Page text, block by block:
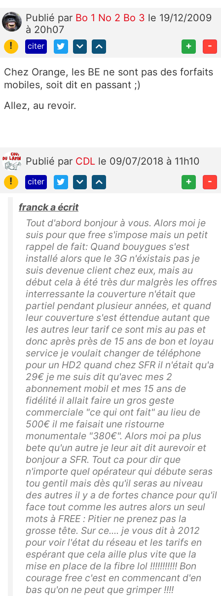
Publié par Bo 1 No 2 Bo 3 le 19/12/2009
à 20h07
!
citer + -
Chez Orange, les BE ne sont pas des forfaits
mobiles, soit dit en passant ;)
Allez, au revoir.
Publié par CDL le 09/07/2018 à 11h10
!
citer + -
franck a écrit
Tout d'abord bonjour à vous. Alors moi je
suis pour que free s'impose mais un petit
rappel de fait: Quand bouygues s'est
installé alors que le 3G n'éxistais pas je
suis devenue client chez eux, mais au
début cela à été très dur malgrès les offres
interressante la couverture n'était que
partiel pendant plusieur années, et quand
leur couverture s'est éttendue autant que
les autres leur tarif ce sont mis au pas et
donc après près de 15 ans de bon et loyau
service je voulait changer de téléphone
pour un HD2 quand chez SFR il n'était qu'a
29€ je me suis dit qu'avec mes 2
abonnement mobil et mes 15 ans de
fidélité il allait faire un gros geste
commerciale "ce qui ont fait" au lieu de
500€ il me faisait une ristourne
monumentale "380€". Alors moi pa plus
bete qu'un autre je leur ait dit aurevoir et
bonjour a SFR. Tout ca pour dir que
n'importe quel opérateur qui débute seras
tou gentil mais dès qu'il seras au niveau
des autres il y a de fortes chance pour qu'il
face tout comme les autres alors un seul
mots à FREE : Pitier ne prenez pas la
grosse tête. Sur ce.... je vous dit à 2012
pour voir l'état du réseau et les tarifs en
espérant que cela aille plus vite que la
mise en place de la fibre lol !!!!!!!!!!! Bon
courage free c'est en commencant d'en
bas qu'on ne peut que grimper !!!!